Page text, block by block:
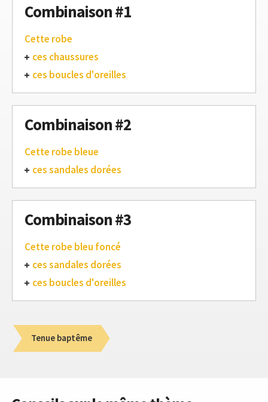
Combinaison #1
Cette robe
ces chaussures
ces boucles d'oreilles
Combinaison #2
Cette robe bleue
ces sandales dorées
Combinaison #3
Cette robe bleu foncé
ces sandales dorées
ces boucles d'oreilles
Tenue baptême